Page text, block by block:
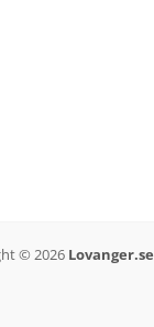
© 2026 Lovanger.se